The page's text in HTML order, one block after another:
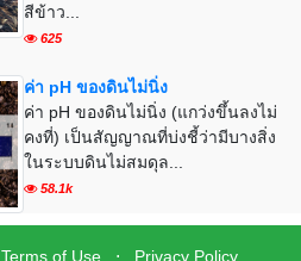
สีข้าว...
625
ค่า pH ของดินไม่นิ่ง
ค่า pH ของดินไม่นิ่ง (แกว่งขึ้นลงไม่
คงที่) เป็นสัญญาณที่บ่งชี้ว่ามีบางสิ่ง
ในระบบดินไม่สมดุล...
58.1k
Terms of Use ⋅ Privacy Policy